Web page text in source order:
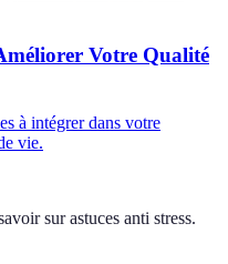
Votre Qualité
à intégrer dans votre
vie.
sur astuces anti stress.